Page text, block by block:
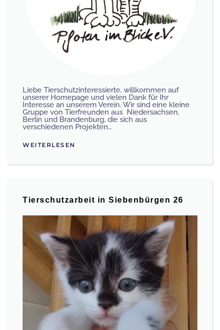
Liebe Tierschutzinteressierte, willkommen auf
unserer Homepage und vielen Dank für Ihr
Interesse an unserem Verein. Wir sind eine kleine
Gruppe von Tierfreunden aus Niedersachsen,
Berlin und Brandenburg, die sich aus
verschiedenen Projekten…
WEITERLESEN
Tierschutzarbeit in Siebenbürgen 26